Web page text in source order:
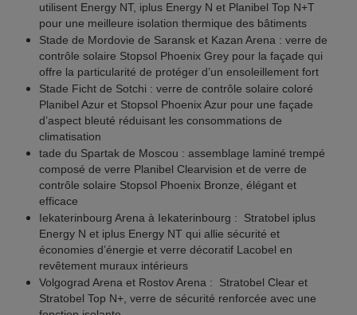
utilisent Energy NT, iplus Energy N et Planibel Top N+T
pour une meilleure isolation thermique des bâtiments
Stade de Mordovie de Saransk et Kazan Arena : verre de
contrôle solaire Stopsol Phoenix Grey pour la façade qui
offre la particularité de protéger d’un ensoleillement fort
Stade Ficht de Sotchi : verre de contrôle solaire coloré
Planibel Azur et Stopsol Phoenix Azur pour une façade
d’aspect bleuté réduisant les consommations de
climatisation
tade du Spartak de Moscou : assemblage laminé trempé
composé de verre Planibel Clearvision et de verre de
contrôle solaire Stopsol Phoenix Bronze, élégant et
efficace
Iekaterinbourg Arena à Iekaterinbourg : Stratobel iplus
Energy N et iplus Energy NT qui allie sécurité et
économies d’énergie et verre décoratif Lacobel en
revêtement muraux intérieurs
Volgograd Arena et Rostov Arena : Stratobel Clear et
Stratobel Top N+, verre de sécurité renforcée avec une